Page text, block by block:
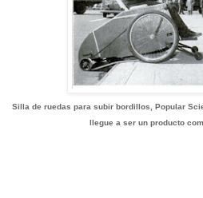
Silla de ruedas para subir bordillos, Popular
llegue a ser un producto